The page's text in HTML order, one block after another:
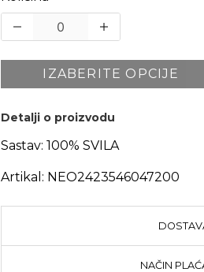
IZABERITE OPCIJE
Detalji o proizvodu
Sastav: 100% SVILA
Artikal: NEO2423546047200
NAČIN